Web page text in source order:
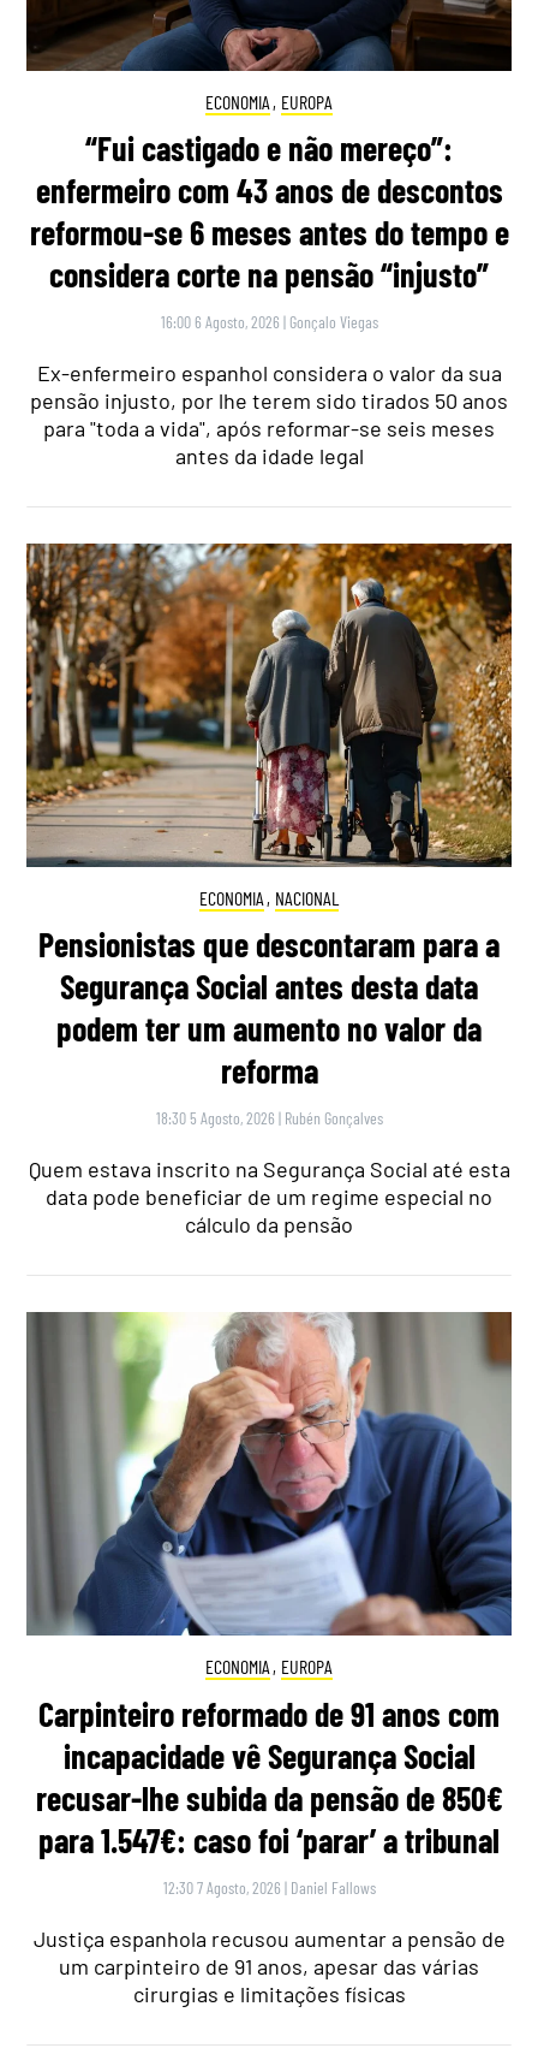
ECONOMIA , EUROPA
“Fui castigado e não mereço”:
enfermeiro com 43 anos de descontos
reformou-se 6 meses antes do tempo e
considera corte na pensão “injusto”
16:00 6 Agosto, 2026 | Gonçalo Viegas
Ex-enfermeiro espanhol considera o valor da sua
pensão injusto, por lhe terem sido tirados 50 anos
para "toda a vida", após reformar-se seis meses
antes da idade legal
ECONOMIA , NACIONAL
Pensionistas que descontaram para a
Segurança Social antes desta data
podem ter um aumento no valor da
reforma
18:30 5 Agosto, 2026 | Rubén Gonçalves
Quem estava inscrito na Segurança Social até esta
data pode beneficiar de um regime especial no
cálculo da pensão
ECONOMIA , EUROPA
Carpinteiro reformado de 91 anos com
incapacidade vê Segurança Social
recusar-lhe subida da pensão de 850€
para 1.547€: caso foi ‘parar’ a tribunal
12:30 7 Agosto, 2026 | Daniel Fallows
Justiça espanhola recusou aumentar a pensão de
um carpinteiro de 91 anos, apesar das várias
cirurgias e limitações físicas